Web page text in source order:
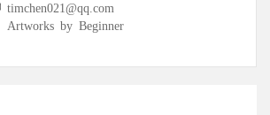
timchen021@qq.com
Artworks by Beginner